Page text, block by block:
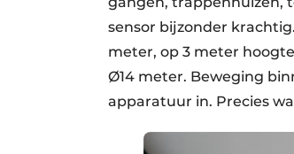
sensor bijzonder
meter, op 3 meter
Ø14 meter. Beweging
apparatuur in. Precies